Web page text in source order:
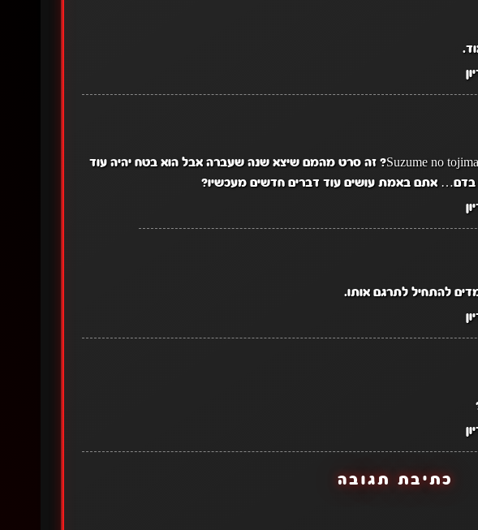
תוכלו בבקשה לתרגם את הסרט Suzume no tojimari? זה סרט מהמם שיצא שנה שעברה אבל הוא בטח יהיה עוד
אתם באמת עושים עוד דברים חדשים מעכשיו?
להתחיל לתרגם אותו.
כתיבת תגובה